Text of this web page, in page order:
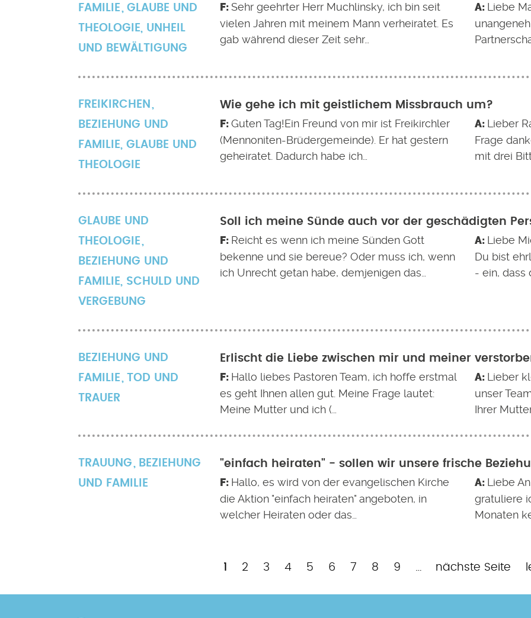
FAMILIE
GLAUBE UND
THEOLOGIE, UNHEIL
UND BEWÄLTIGUNG
Sehr geehrter Herr Muchlinsky, ich bin seit
vielen Jahren mit meinem Mann verheiratet. Es
gab während dieser Zeit sehr…
Liebe
FREIKIRCHEN
BEZIEHUNG UND
FAMILIE, GLAUBE UND
THEOLOGIE
Wie gehe ich mit geistlichem Missbrauch um?
Guten Tag!Ein Freund von mir ist Freikirchler
(Mennoniten-Brüdergemeinde). Er hat gestern
geheiratet. Dadurch habe ich…
Lieber
Frage
mit drei
GLAUBE UND
THEOLOGIE
BEZIEHUNG UND
FAMILIE, SCHULD UND
VERGEBUNG
Soll ich meine Sünde auch vor der geschädigten
Reicht es wenn ich meine Sünden Gott
bekenne und sie bereue? Oder muss ich, wenn
ich Unrecht getan habe, demjenigen das…
Liebe
Du bist
- ein, dass
BEZIEHUNG UND
FAMILIE
TOD UND
TRAUER
Erlischt die Liebe zwischen mir und meiner
Hallo liebes Pastoren Team, ich hoffe erstmal
es geht Ihnen allen gut. Meine Frage lautet:
Meine Mutter und ich (…
Lieber
unser
Ihrer
TRAUUNG
BEZIEHUNG
UND FAMILIE
"einfach heiraten" - sollen wir unsere frische
Hallo, es wird von der evangelischen Kirche
die Aktion "einfach heiraten" angeboten, in
welcher Heiraten oder das…
Liebe
gratuliere
Monaten
Aktuelle
1 Page
2 Page
3 Page
4 Page
5 Page
6 Page
7 Page
8 Page
9
Nächste
nächste Seite